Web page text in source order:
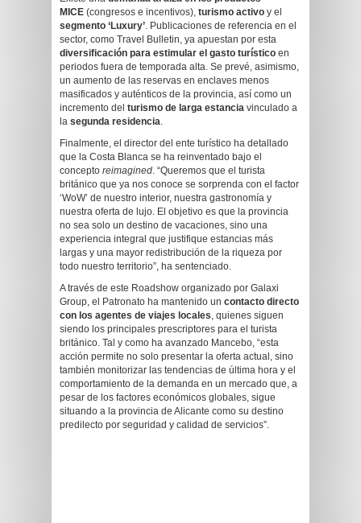
MICE (congresos e incentivos), turismo activo y el
segmento ‘Luxury’. Publicaciones de referencia en el
sector, como Travel Bulletin, ya apuestan por esta
diversificación para estimular el gasto turístico en
periodos fuera de temporada alta. Se prevé, asimismo,
un aumento de las reservas en enclaves menos
masificados y auténticos de la provincia, así como un
incremento del turismo de larga estancia vinculado a
la segunda residencia.
Finalmente, el director del ente turístico ha detallado
que la Costa Blanca se ha reinventado bajo el
concepto reimagined. “Queremos que el turista
británico que ya nos conoce se sorprenda con el factor
‘WoW’ de nuestro interior, nuestra gastronomía y
nuestra oferta de lujo. El objetivo es que la provincia
no sea solo un destino de vacaciones, sino una
experiencia integral que justifique estancias más
largas y una mayor redistribución de la riqueza por
todo nuestro territorio”, ha sentenciado.
A través de este Roadshow organizado por Galaxi
Group, el Patronato ha mantenido un contacto directo
con los agentes de viajes locales, quienes siguen
siendo los principales prescriptores para el turista
británico. Tal y como ha avanzado Mancebo, “esta
acción permite no solo presentar la oferta actual, sino
también monitorizar las tendencias de última hora y el
comportamiento de la demanda en un mercado que, a
pesar de los factores económicos globales, sigue
situando a la provincia de Alicante como su destino
predilecto por seguridad y calidad de servicios”.